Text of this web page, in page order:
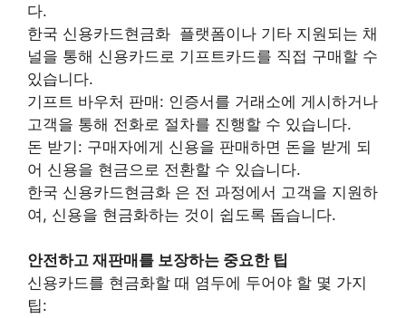
다.
한국 신용카드현금화 플랫폼이나 기타 지원되는 채
널을 통해 신용카드로 기프트카드를 직접 구매할 수
있습니다.
기프트 바우처 판매: 인증서를 거래소에 게시하거나
고객을 통해 전화로 절차를 진행할 수 있습니다.
돈 받기: 구매자에게 신용을 판매하면 돈을 받게 되
어 신용을 현금으로 전환할 수 있습니다.
한국 신용카드현금화 은 전 과정에서 고객을 지원하
여, 신용을 현금화하는 것이 쉽도록 돕습니다.
안전하고 재판매를 보장하는 중요한 팁
신용카드를 현금화할 때 염두에 두어야 할 몇 가지
팁: